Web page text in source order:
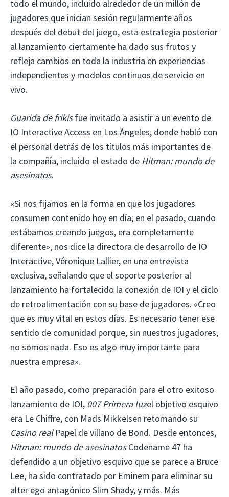
todo el mundo, incluido alrededor de un millón de
jugadores que inician sesión regularmente años
después del debut del juego, esta estrategia posterior
al lanzamiento ciertamente ha dado sus frutos y
refleja cambios en toda la industria en experiencias
independientes y modelos continuos de servicio en
vivo.
Guarida de frikisfue invitado a asistir a un evento de
IO Interactive Access en Los Ángeles, donde habló con
el personal detrás de los títulos más importantes de
la compañía, incluido el estado de Hitman: mundo de
asesinatos.
«Si nos fijamos en la forma en que los jugadores
consumen contenido hoy en día; en el pasado, cuando
estábamos creando juegos, era completamente
diferente», nos dice la directora de desarrollo de IO
Interactive, Véronique Lallier, en una entrevista
exclusiva, señalando que el soporte posterior al
lanzamiento ha fortalecido la conexión de IOI y el ciclo
de retroalimentación con su base de jugadores. «Creo
que es muy vital en estos días. Es necesario tener ese
sentido de comunidad porque, sin nuestros jugadores,
no somos nada. Eso es algo muy importante para
nuestra empresa».
El año pasado, como preparación para el otro exitoso
lanzamiento de IOI, 007 Primera luzel objetivo esquivo
era Le Chiffre, con Mads Mikkelsen retomando su
Casino real Papel de villano de Bond. Desde entonces,
Hitman: mundo de asesinatosCodename 47 ha
defendido a un objetivo esquivo que se parece a Bruce
Lee, ha sido contratado por Eminem para eliminar su
alter ego antagónico Slim Shady, y más. Más